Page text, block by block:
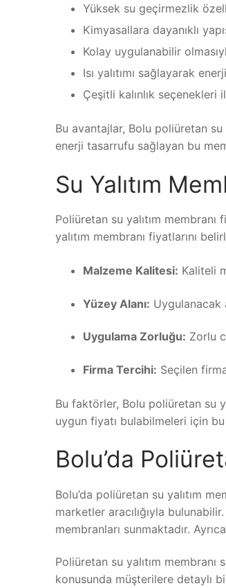
Yüksek su geçirmezlik
Kimyasallara dayanıklı
Kolay uygulanabilir
Isı yalıtımı sağlayarak
Çeşitli kalınlık
Bu avantajlar, Bolu poliüretan
enerji tasarrufu sağlayan bu
Su Yalıtım
Poliüretan su yalıtım
yalıtım membranı fiyatlarını
Malzeme Kalitesi: Kaliteli
Yüzey Alanı: Uygulanacak
Uygulama Zorluğu: Zorlu
Firma Tercihi: Seçilen
Bu faktörler, Bolu poliüretan su
uygun fiyatı bulabilmeleri için
Bolu’da
Bolu’da poliüretan su yalıtım
marketler aracılığıyla
membranları sunmaktadır.
Poliüretan su yalıtım
konusunda müşterilere detaylı